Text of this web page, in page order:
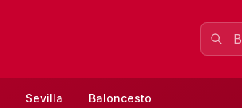
Sevilla Baloncesto